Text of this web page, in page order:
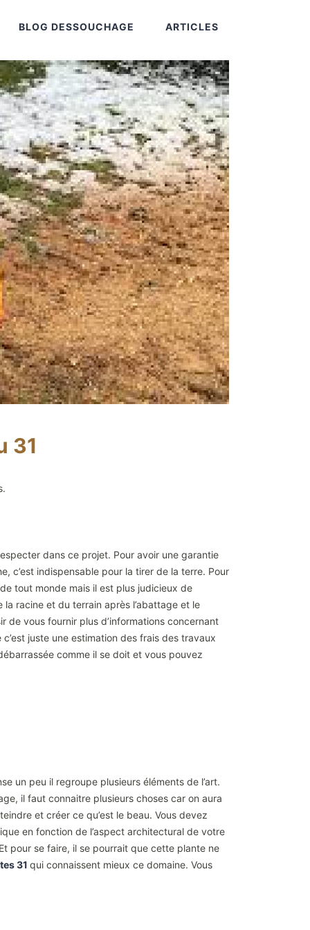
BLOG DESSOUCHAGE ARTICLES
31
dans ce projet. Pour avoir une garantie
c’est indispensable pour la tirer de la terre. Pour
tout monde mais il est plus judicieux de
racine et du terrain après l’abattage et le
de vous fournir plus d’informations concernant
juste une estimation des frais des travaux
comme il se doit et vous pouvez
un peu il regroupe plusieurs éléments de l’art.
il faut connaitre plusieurs choses car on aura
et créer ce qu’est le beau. Vous devez
en fonction de l’aspect architectural de votre
pour se faire, il se pourrait que cette plante ne
31 qui connaissent mieux ce domaine. Vous